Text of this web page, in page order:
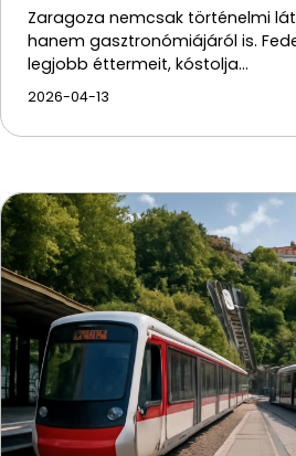
Zaragoza nemcsak történelmi
hanem gasztronómiájáról is.
legjobb éttermeit, kóstolja…
2026-04-13